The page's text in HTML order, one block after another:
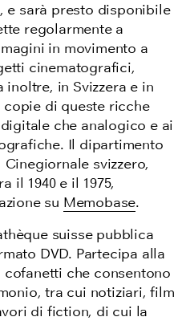
e sarà presto disponibile
regolarmente a
in movimento a
cinematografici,
inoltre, in Svizzera e in
di queste ricche
che analogico e ai
Il dipartimento
svizzero,
il 1940 e il 1975,
su Memobase.
suisse pubblica
DVD. Partecipa alla
cofanetti che consentono
tra cui notiziari, film
di fiction, di cui la